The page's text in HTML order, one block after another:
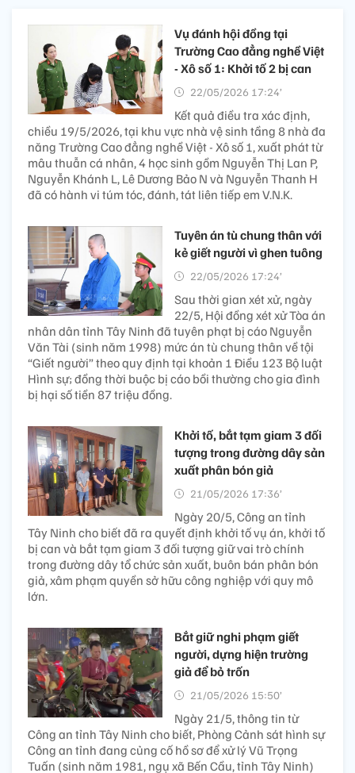
Vụ đánh hội đồng tại
Trường Cao đẳng nghề Việt
- Xô số 1: Khởi tố 2 bị can
22/05/2026 17:24’
Kết quả điều tra xác định,
chiều 19/5/2026, tại khu vực nhà vệ sinh tầng 8 nhà đa
năng Trường Cao đẳng nghề Việt - Xô số 1, xuất phát từ
mâu thuẫn cá nhân, 4 học sinh gồm Nguyễn Thị Lan P,
Nguyễn Khánh L, Lê Dương Bảo N và Nguyễn Thanh H
đã có hành vi túm tóc, đánh, tát liên tiếp em V.N.K.
Tuyên án tù chung thân với
kẻ giết người vì ghen tuông
22/05/2026 17:24’
Sau thời gian xét xử, ngày
22/5, Hội đồng xét xử Tòa án
nhân dân tỉnh Tây Ninh đã tuyên phạt bị cáo Nguyễn
Văn Tài (sinh năm 1998) mức án tù chung thân về tội
“Giết người” theo quy định tại khoản 1 Điều 123 Bộ luật
Hình sự; đồng thời buộc bị cáo bồi thường cho gia đình
bị hại số tiền 87 triệu đồng.
Khởi tố, bắt tạm giam 3 đối
tượng trong đường dây sản
xuất phân bón giả
21/05/2026 17:36’
Ngày 20/5, Công an tỉnh
Tây Ninh cho biết đã ra quyết định khởi tố vụ án, khởi tố
bị can và bắt tạm giam 3 đối tượng giữ vai trò chính
trong đường dây tổ chức sản xuất, buôn bán phân bón
giả, xâm phạm quyền sở hữu công nghiệp với quy mô
lớn.
Bắt giữ nghi phạm giết
người, dựng hiện trường
giả để bỏ trốn
21/05/2026 15:50’
Ngày 21/5, thông tin từ
Công an tỉnh Tây Ninh cho biết, Phòng Cảnh sát hình sự
Công an tỉnh đang củng cố hồ sơ để xử lý Vũ Trọng
Tuấn (sinh năm 1981, ngụ xã Bến Cầu, tỉnh Tây Ninh)